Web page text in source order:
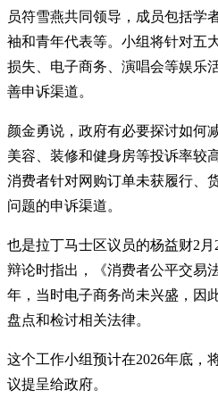
员符雪燕共同领导，成员包括学
袖和青年代表等。小组将针对五
损失、电子商务、演唱会等娱乐
善申诉渠道。
颜金勇说，政府有必要探讨如何
美容、装修和健身房等投诉率较
消费者针对网购订单未获履行、
问题的申诉渠道。
也是拉丁马士区议员的杨益财2
辩论时指出，《消费者公平交易
年，当时电子商务尚未兴盛，因
盘点和检讨相关法律。
这个工作小组预计在2026年底，
议提呈给政府。